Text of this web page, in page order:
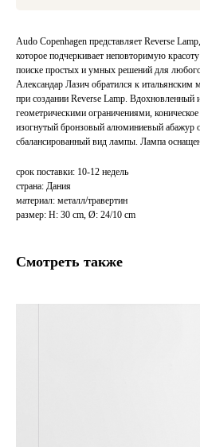
Audo Copenhagen представляет Reverse
которое подчеркивает неповторимую
поиске простых и умных решений для
Александар Лазич обратился к
при создании Reverse Lamp. Вдохновленный
геометрическими ограничениями,
изогнутый бронзовый алюминиевый абажур
сбалансированный вид лампы. Лампа
срок поставки: 10-12 недель
страна: Дания
материал: металл/травертин
размер: H: 30 cm, Ø: 24/10 cm
Смотреть также